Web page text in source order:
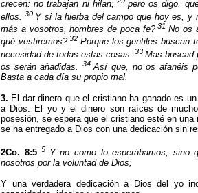
crecen: no trabajan ni hilan;
pero os digo,
ellos.
30 Y si la hierba del campo que hoy es, y
más a vosotros, hombres de poca fe?31 No os
qué vestiremos?32 Porque los gentiles buscan
necesidad de todas estas cosas.
33 Mas buscad
os serán añadidas.
34 Así que, no os afanéis
Basta a cada día su propio mal.
3. El dar dinero que el cristiano ha ganado es
a Dios. El yo y el dinero son raíces de
posesión, se espera que el cristiano esté en
se ha entregado a Dios con una dedicación sin
2Co. 8:55 Y no como lo esperábamos, sino
nosotros por la voluntad de Dios;
Y una verdadera dedicación a Dios del yo